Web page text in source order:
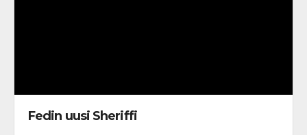
Fedin uusi Sheriffi